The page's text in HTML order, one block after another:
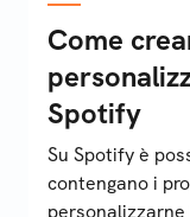
Come
Spotify
Su Spotify è
contengano i